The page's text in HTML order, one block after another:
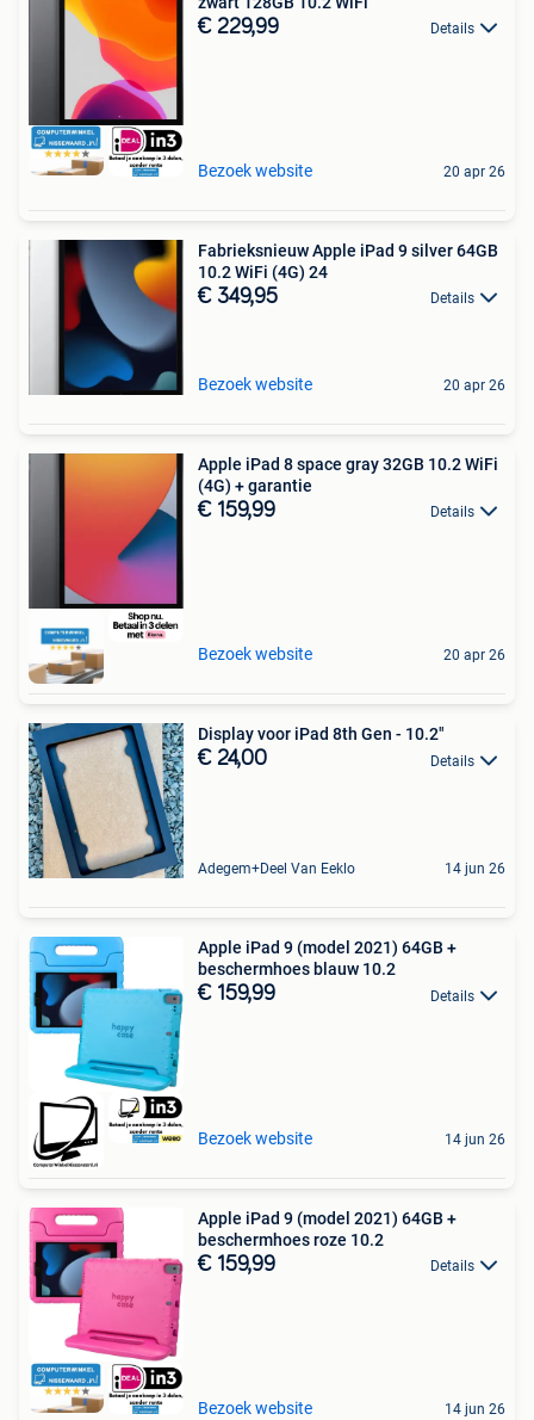
€ 229,99 Details
Bezoek website 20 apr 26
Fabrieksnieuw Apple iPad 9 silver 64GB
10.2 WiFi (4G) 24
€ 349,95 Details
Bezoek website 20 apr 26
Apple iPad 8 space gray 32GB 10.2 WiFi
(4G) + garantie
€ 159,99 Details
Bezoek website 20 apr 26
Display voor iPad 8th Gen - 10.2"
€ 24,00 Details
Adegem+Deel Van Eeklo 14 jun 26
Apple iPad 9 (model 2021) 64GB +
beschermhoes blauw 10.2
€ 159,99 Details
Bezoek website 14 jun 26
Apple iPad 9 (model 2021) 64GB +
beschermhoes roze 10.2
€ 159,99 Details
Bezoek website 14 jun 26